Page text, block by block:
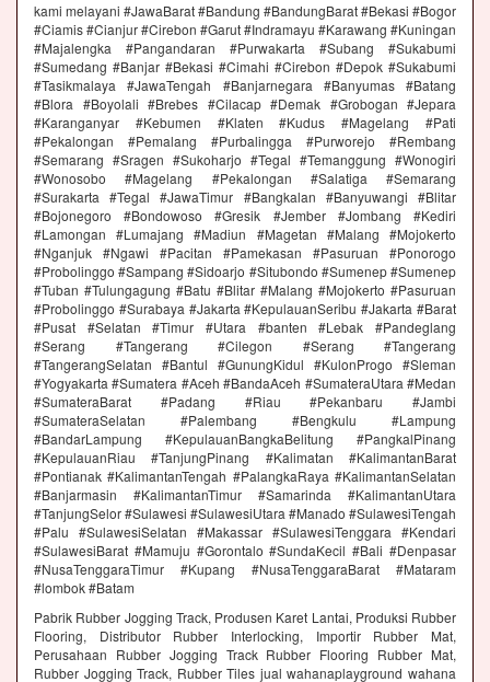
kami melayani #JawaBarat #Bandung #BandungBarat #Bekasi #Bogor
#Ciamis #Cianjur #Cirebon #Garut #Indramayu #Karawang #Kuningan
#Majalengka #Pangandaran #Purwakarta #Subang #Sukabumi
#Sumedang #Banjar #Bekasi #Cimahi #Cirebon #Depok #Sukabumi
#Tasikmalaya #JawaTengah #Banjarnegara #Banyumas #Batang
#Blora #Boyolali #Brebes #Cilacap #Demak #Grobogan #Jepara
#Karanganyar #Kebumen #Klaten #Kudus #Magelang #Pati
#Pekalongan #Pemalang #Purbalingga #Purworejo #Rembang
#Semarang #Sragen #Sukoharjo #Tegal #Temanggung #Wonogiri
#Wonosobo #Magelang #Pekalongan #Salatiga #Semarang
#Surakarta #Tegal #JawaTimur #Bangkalan #Banyuwangi #Blitar
#Bojonegoro #Bondowoso #Gresik #Jember #Jombang #Kediri
#Lamongan #Lumajang #Madiun #Magetan #Malang #Mojokerto
#Nganjuk #Ngawi #Pacitan #Pamekasan #Pasuruan #Ponorogo
#Probolinggo #Sampang #Sidoarjo #Situbondo #Sumenep #Sumenep
#Tuban #Tulungagung #Batu #Blitar #Malang #Mojokerto #Pasuruan
#Probolinggo #Surabaya #Jakarta #KepulauanSeribu #Jakarta #Barat
#Pusat #Selatan #Timur #Utara #banten #Lebak #Pandeglang
#Serang #Tangerang #Cilegon #Serang #Tangerang
#TangerangSelatan #Bantul #GunungKidul #KulonProgo #Sleman
#Yogyakarta #Sumatera #Aceh #BandaAceh #SumateraUtara #Medan
#SumateraBarat #Padang #Riau #Pekanbaru #Jambi
#SumateraSelatan #Palembang #Bengkulu #Lampung
#BandarLampung #KepulauanBangkaBelitung #PangkalPinang
#KepulauanRiau #TanjungPinang #Kalimatan #KalimantanBarat
#Pontianak #KalimantanTengah #PalangkaRaya #KalimantanSelatan
#Banjarmasin #KalimantanTimur #Samarinda #KalimantanUtara
#TanjungSelor #Sulawesi #SulawesiUtara #Manado #SulawesiTengah
#Palu #SulawesiSelatan #Makassar #SulawesiTenggara #Kendari
#SulawesiBarat #Mamuju #Gorontalo #SundaKecil #Bali #Denpasar
#NusaTenggaraTimur #Kupang #NusaTenggaraBarat #Mataram
#lombok #Batam
Pabrik Rubber Jogging Track, Produsen Karet Lantai, Produksi Rubber
Flooring, Distributor Rubber Interlocking, Importir Rubber Mat,
Perusahaan Rubber Jogging Track Rubber Flooring Rubber Mat,
Rubber Jogging Track, Rubber Tiles jual wahanaplayground wahana